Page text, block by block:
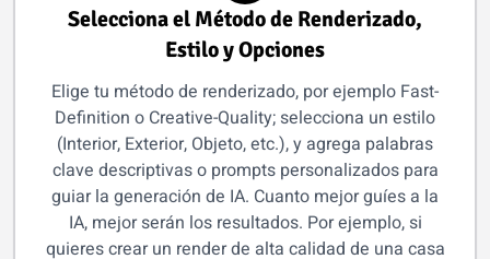
Selecciona el Método de Renderizado,
Estilo y Opciones
Elige tu método de renderizado, por ejemplo Fast-
Definition o Creative-Quality; selecciona un estilo
(Interior, Exterior, Objeto, etc.), y agrega palabras
clave descriptivas o prompts personalizados para
guiar la generación de IA. Cuanto mejor guíes a la
IA, mejor serán los resultados. Por ejemplo, si
quieres crear un render de alta calidad de una casa